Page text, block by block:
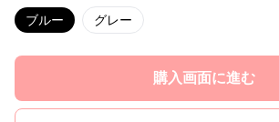
ブルー グレー
購入画面に進む